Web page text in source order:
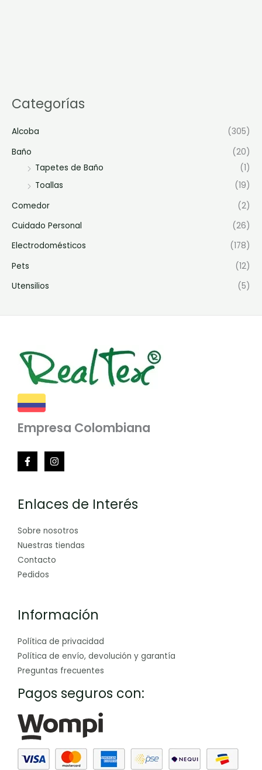
Categorías
Alcoba
(305)
Baño
(20)
Tapetes de Baño
(1)
Toallas
(19)
Comedor
(2)
Cuidado Personal
(26)
Electrodomésticos
(178)
Pets
(12)
Utensilios
(5)
Empresa Colombiana
Enlaces de Interés
Sobre nosotros
Nuestras tiendas
Contacto
Pedidos
Información
Política de privacidad
Política de envío, devolución y garantía
Preguntas frecuentes
Pagos seguros con: